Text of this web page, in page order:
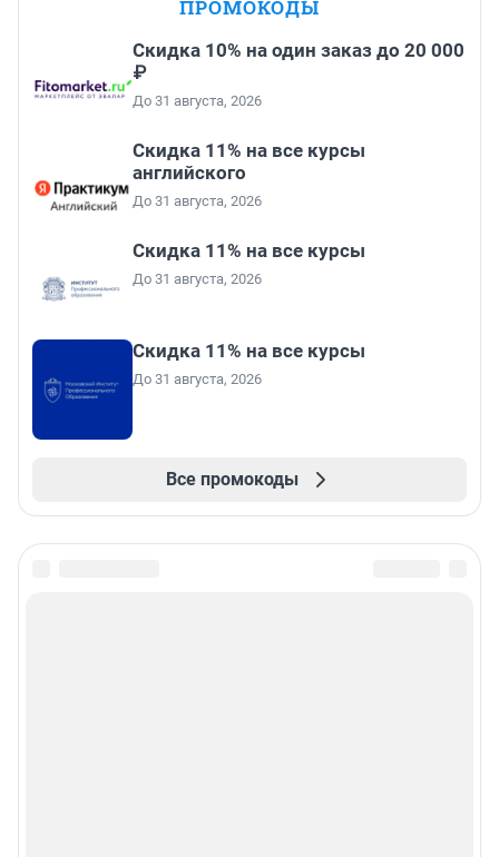
ПРОМОКОДЫ
Скидка 10% на один заказ до 20 000
₽
До 31 августа, 2026
Скидка 11% на все курсы
английского
До 31 августа, 2026
Скидка 11% на все курсы
До 31 августа, 2026
Скидка 11% на все курсы
До 31 августа, 2026
Все промокоды